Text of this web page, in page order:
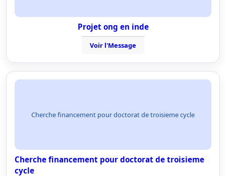
Projet ong en inde
Voir l'Message
Cherche financement pour doctorat de troisieme cycle
Cherche financement pour doctorat de troisieme
cycle